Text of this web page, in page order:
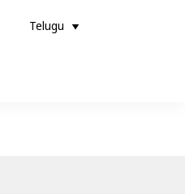
Telugu